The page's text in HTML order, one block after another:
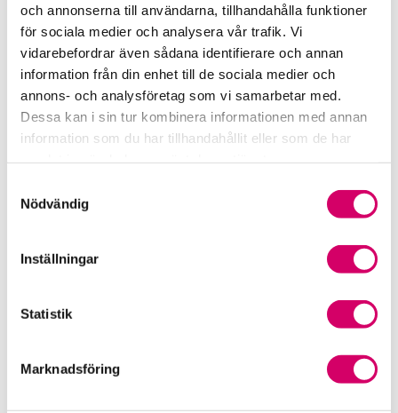
och annonserna till användarna, tillhandahålla funktioner
för sociala medier och analysera vår trafik. Vi
vidarebefordrar även sådana identifierare och annan
information från din enhet till de sociala medier och
annons- och analysföretag som vi samarbetar med.
Dessa kan i sin tur kombinera informationen med annan
information som du har tillhandahållit eller som de har
Nödvändig
Inställningar
Statistik
Marknadsföring
Heléne Gustafsson
Auktoriserad Redovisningskonsult
Skicka e-post
0413-304 10
Löberöd
Rickard Andersson
0413-304 11
Robert Andersson
0413-304 13
Webbadress